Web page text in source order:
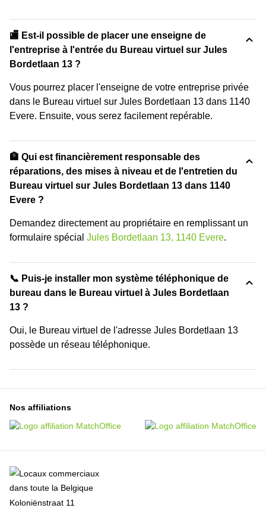
🏬 Est-il possible de placer une enseigne de
l'entreprise à l'entrée du Bureau virtuel sur Jules
Bordetlaan 13 ?
Vous pourrez placer l'enseigne de votre entreprise privée
dans le Bureau virtuel sur Jules Bordetlaan 13 dans 1140
Evere. Ensuite, vous serez facilement repérable.
🏦 Qui est financièrement responsable des
réparations, des mises à niveau et de l'entretien du
Bureau virtuel sur Jules Bordetlaan 13 dans 1140
Evere ?
Demandez directement au propriétaire en remplissant un
formulaire spécial Jules Bordetlaan 13, 1140 Evere.
📞 Puis-je installer mon système téléphonique de
bureau dans le Bureau virtuel à Jules Bordetlaan
13 ?
Oui, le Bureau virtuel de l'adresse Jules Bordetlaan 13
possède un réseau téléphonique.
Nos affiliations
Koloniënstraat 11